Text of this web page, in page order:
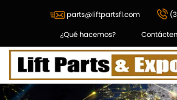
parts@liftpartsfl.com
¿Qué hacemos?